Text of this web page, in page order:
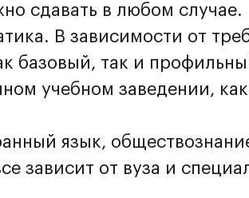
сдавать в любом случае.
В зависимости от
базовый, так и
учебном заведении,
язык,
зависит от вуза и